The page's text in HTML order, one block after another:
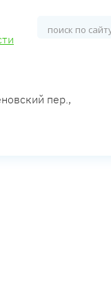
пер.,